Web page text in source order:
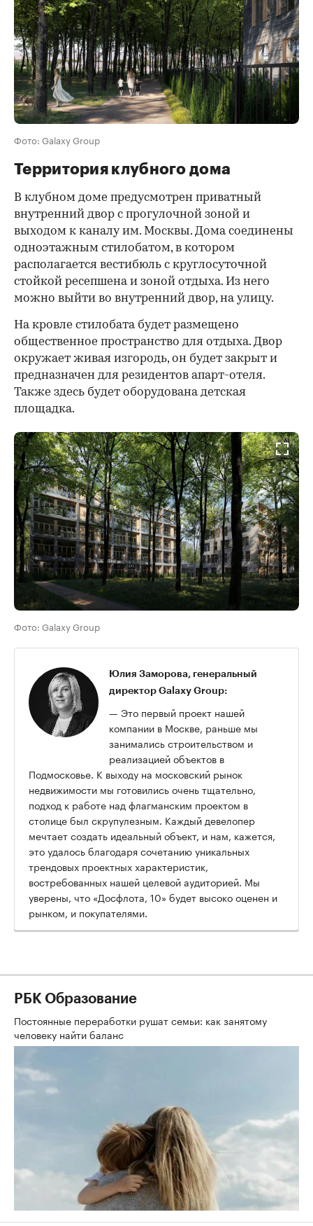
Фото: Galaxy Group
Территория клубного дома
В клубном доме предусмотрен приватный
внутренний двор с прогулочной зоной и
выходом к каналу им. Москвы. Дома соединены
одноэтажным стилобатом, в котором
располагается вестибюль с круглосуточной
стойкой ресепшена и зоной отдыха. Из него
можно выйти во внутренний двор, на улицу.
На кровле стилобата будет размещено
общественное пространство для отдыха. Двор
окружает живая изгородь, он будет закрыт и
предназначен для резидентов апарт-отеля.
Также здесь будет оборудована детская
площадка.
Фото: Galaxy Group
Юлия Заморова, генеральный
директор Galaxy Group:
— Это первый проект нашей
компании в Москве, раньше мы
занимались строительством и
реализацией объектов в
Подмосковье. К выходу на московский рынок
недвижимости мы готовились очень тщательно,
подход к работе над флагманским проектом в
столице был скрупулезным. Каждый девелопер
мечтает создать идеальный объект, и нам, кажется,
это удалось благодаря сочетанию уникальных
трендовых проектных характеристик,
востребованных нашей целевой аудиторией. Мы
уверены, что «Досфлота, 10» будет высоко оценен и
рынком, и покупателями.
РБК Образование
Постоянные переработки рушат семьи: как занятому
человеку найти баланс